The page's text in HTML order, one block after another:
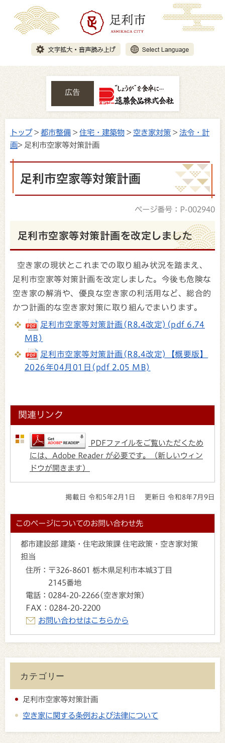
広告
トップ> 都市整備 > 住宅・建築物 > 空き家対策 > 法令・計
画> 足利市空家等対策計画
足利市空家等対策計画
ページ番号：P-002940
足利市空家等対策計画を改定しました
空き家の現状とこれまでの取り組み状況を踏まえ、
足利市空家等対策計画を改定しました。今後も危険な
空き家の解消や、優良な空き家の利活用など、総合的
かつ計画的な空き家対策に取り組んでまいります。
足利市空家等対策計画(R8.4改定)(pdf 6.74
MB)
足利市空家等対策計画(R8.4改定)【概要版】
2026年04月01日(pdf 2.05 MB)
関連リンク
PDFファイルをご覧いただくため
には、Adobe Reader が必要です。（新しいウィン
ドウが開きます）
掲載日 令和5年2月1日 更新日 令和8年7月9日
このページについてのお問い合わせ先
都市建設部 建築・住宅政策課 住宅政策・空き家対策
担当
住所： 〒326-8601 栃木県足利市本城3丁目
2145番地
電話： 0284-20-2266(空き家対策)
FAX： 0284-20-2200
お問い合わせはこちらから
カテゴリー
足利市空家等対策計画
空き家に関する条例および法律について